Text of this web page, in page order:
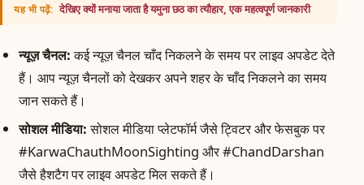
यह भी पढ़ें: देखिए क्यों मनाया जाता है यमुना छठ का त्यौहार, एक महत्वपूर्ण जानकारी
न्यूज़ चैनल:कई न्यूज़ चैनल चाँद निकलने के समय पर लाइव अपडेट देते
हैं। आप न्यूज़ चैनलों को देखकर अपने शहर के चाँद निकलने का समय
जान सकते हैं।
सोशल मीडिया:सोशल मीडिया प्लेटफॉर्म जैसे ट्विटर और फेसबुक पर
#KarwaChauthMoonSighting और #ChandDarshan
जैसे हैशटैग पर लाइव अपडेट मिल सकते हैं।